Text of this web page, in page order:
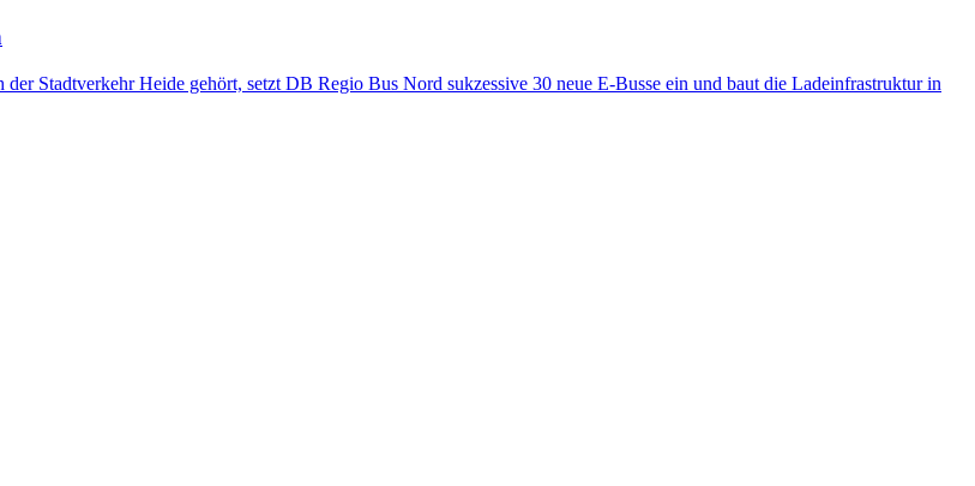
Stadtverkehr Heide gehört, setzt DB Regio Bus Nord sukzessive 30 neue E-Busse ein und baut die Ladeinfrastruktur in